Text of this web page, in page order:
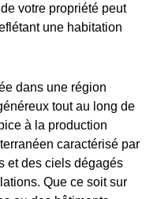
votre propriété peut
une habitation
dans une région
tout au long de
à la production
caractérisé par
et des ciels dégagés
Que ce soit sur